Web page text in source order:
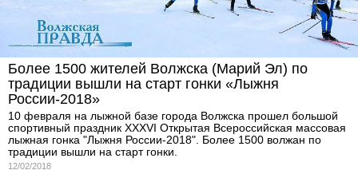
Более 1500 жителей Волжска (Марий Эл) по
традиции вышли на старт гонки «Лыжня
России-2018»
10 февраля на лыжной базе города Волжска прошел большой
спортивный праздник XXXVI Открытая Всероссийская массовая
лыжная гонка "Лыжня России-2018". Более 1500 волжан по
традиции вышли на старт гонки.
12/02/2018